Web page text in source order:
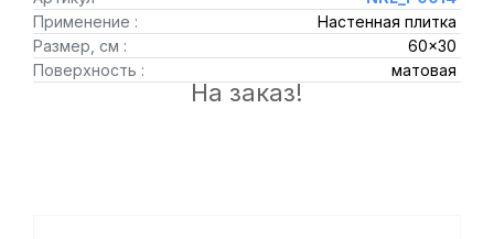
Применение :
Настенная плитка
Размер, см :
60x30
Поверхность :
матовая
На заказ!